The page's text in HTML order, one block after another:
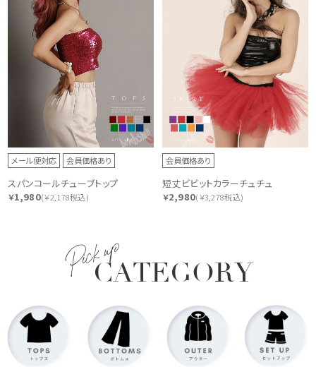
メール便対応 会員価格あり
スパンコールチューブトップ
￥1,980(￥2,178税込)
会員価格あり
短丈ビビットカラーチュチュ
￥2,980(￥3,278税込)
Pick upCATEGORY